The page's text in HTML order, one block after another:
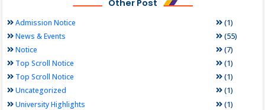
Other Post
Admission Notice (1)
News & Events (55)
Notice (7)
Top Scroll Notice (1)
Top Scroll Notice (1)
Uncategorized (1)
University Highlights (1)